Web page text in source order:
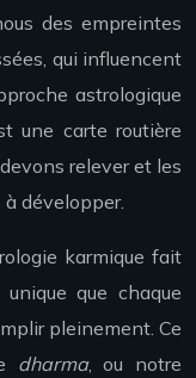
des empreintes
qui influencent
astrologique
une carte routière
relever et les
développer.
karmique fait
que chaque
pleinement. Ce
dharma, ou notre